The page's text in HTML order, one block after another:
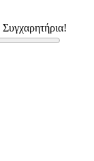
Συγχαρητήρια!